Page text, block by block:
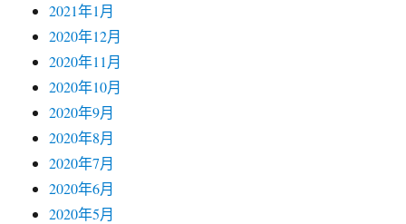
2021年1月
2020年12月
2020年11月
2020年10月
2020年9月
2020年8月
2020年7月
2020年6月
2020年5月